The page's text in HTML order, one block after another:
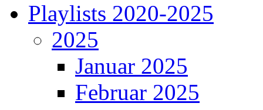
Playlists 2020-2025
2025
Januar 2025
Februar 2025